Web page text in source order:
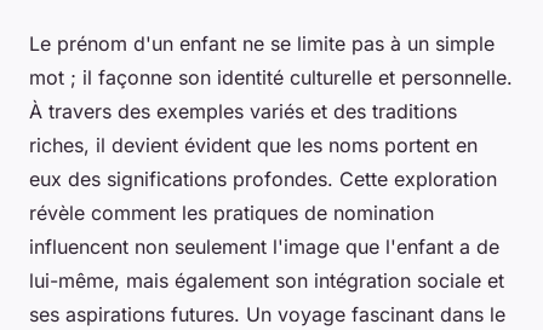
Le prénom d'un enfant ne se limite pas à un simple
mot ; il façonne son identité culturelle et personnelle.
À travers des exemples variés et des traditions
riches, il devient évident que les noms portent en
eux des significations profondes. Cette exploration
révèle comment les pratiques de nomination
influencent non seulement l'image que l'enfant a de
lui-même, mais également son intégration sociale et
ses aspirations futures. Un voyage fascinant dans le